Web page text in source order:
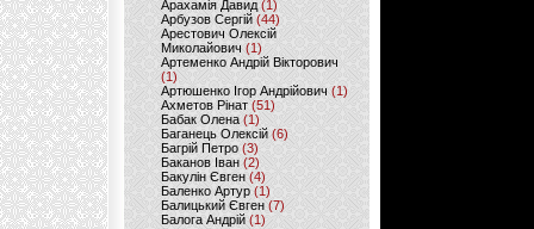
Арахамія Давид (1)
Арбузов Сергій (44)
Арестович Олексій
Миколайович(1)
Артеменко Андрій Вікторович
(1)
Артюшенко Ігор Андрійович(1)
Ахметов Рінат(51)
Бабак Олена(1)
Баганець Олексій(6)
Багрій Петро (3)
Баканов Іван(2)
Бакулін Євген (4)
Баленко Артур(1)
Балицький Євген(7)
Балога Андрій (1)